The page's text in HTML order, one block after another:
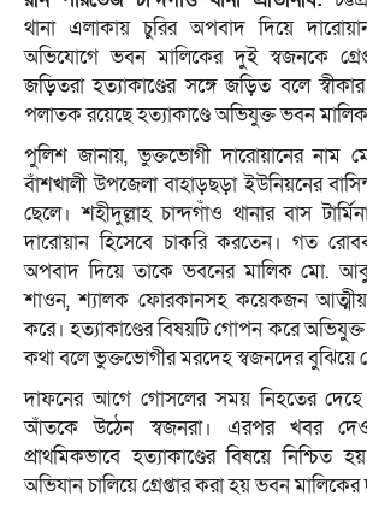
থানা এলাকায় চুরির অপবাদ দিয়ে
অভিযোগে ভবন মালিকের দুই স্বজনকে
জড়িতরা হত্যাকাণ্ডের সঙ্গে জড়িত বলে
পলাতক রয়েছে হত্যাকাণ্ডে অভিযুক্ত ভবন
পুলিশ জানায়, ভুক্তভোগী দারোয়ানের নাম
বাঁশখালী উপজেলা বাহাড়ছড়া ইউনিয়নের
ছেলে। শহীদুল্লাহ চান্দগাঁও থানার বাস
দারোয়ান হিসেবে চাকরি করতেন। গত
অপবাদ দিয়ে তাকে ভবনের মালিক মো. আবু
শাওন, শ্যালক ফোরকানসহ কয়েকজন আত্মীয়
করে। হত্যাকাণ্ডের বিষয়টি গোপন করে
কথা বলে ভুক্তভোগীর মরদেহ স্বজনদের বুঝিয়ে
দাফনের আগে গোসলের সময় নিহতের দেহে
আঁতকে উঠেন স্বজনরা। এরপর খবর
প্রাথমিকভাবে হত্যাকাণ্ডের বিষয়ে
অভিযান চালিয়ে গ্রেপ্তার করা হয় ভবন